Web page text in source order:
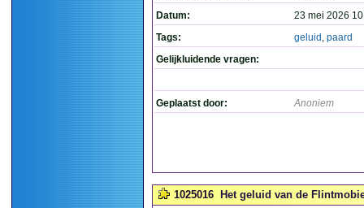
Datum:
23 mei 2026
Tags:
geluid , paard
Gelijkluidende vragen:
Geplaatst door: Anoniem
1025016 Het geluid van de